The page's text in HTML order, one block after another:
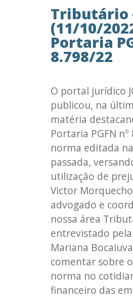
Tributário
(11/10/
Portaria
8.798/22
O portal jurídico
publicou, na
matéria
Portaria PGFN nº
norma editada
passada,
utilização de
Victor
advogado e
nossa área
entrevistado
Mariana
comentar sobre
norma no
financeiro das